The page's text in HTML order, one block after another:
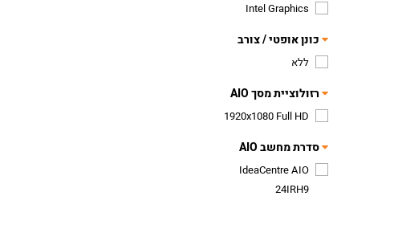
Intel Graphics
כונן אופטי / צורב
ללא
רזולוציית מסך AIO
1920x1080 Full HD
סדרת מחשב AIO
IdeaCentre AIO
24IRH9